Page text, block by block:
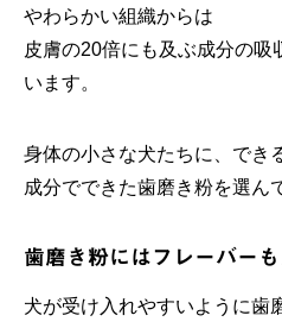
やわらかい組織からは
皮膚の20倍にも及ぶ成分の吸
います。
身体の小さな犬たちに、でき
成分でできた歯磨き粉を選ん
歯磨き粉にはフレーバー
犬が受け入れやすいように歯